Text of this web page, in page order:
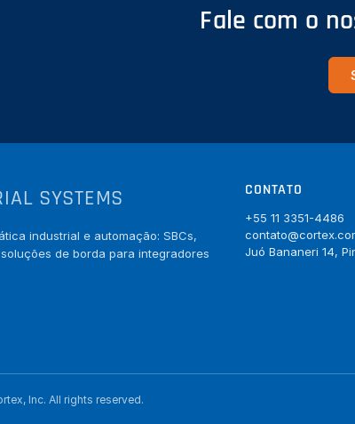
Fale com o
SYSTEMS
industrial e automação: SBCs,
de borda para integradores
CONTATO
+55 11 3351-4486
Juó Bananeri 14,
Inc. All rights reserved.